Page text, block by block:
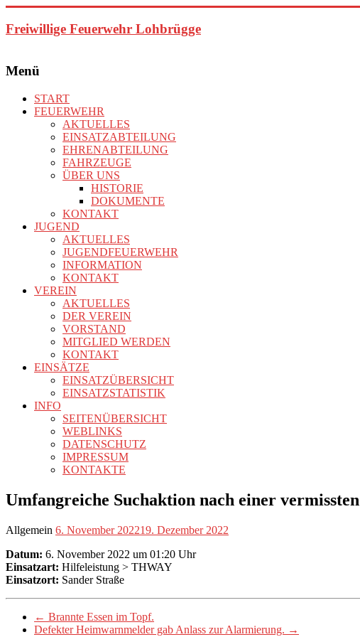
Inhalt
springen
Freiwillige Feuerwehr Lohbrügge
Menü
START
FEUERWEHR
AKTUELLES
EINSATZABTEILUNG
EHRENABTEILUNG
FAHRZEUGE
ÜBER UNS
HISTORIE
DOKUMENTE
KONTAKT
JUGEND
AKTUELLES
JUGENDFEUERWEHR
INFORMATION
KONTAKT
VEREIN
AKTUELLES
DER VEREIN
VORSTAND
MITGLIED WERDEN
KONTAKT
EINSÄTZE
EINSATZÜBERSICHT
EINSATZSTATISTIK
INFO
SEITENÜBERSICHT
WEBLINKS
DATENSCHUTZ
IMPRESSUM
KONTAKTE
Umfangreiche Suchaktion nach einer
Allgemein 6. November 202219. Dezember 2022
Datum: 6. November 2022 um 01:20 Uhr
Einsatzart: Hilfeleistung > THWAY
Einsatzort: Sander Straße
← Brannte Essen im Topf.
Defekter Heimwarnmelder gab Anlass zur Alarmierung. →